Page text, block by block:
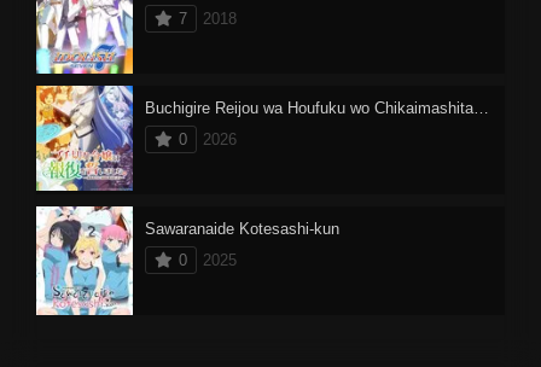
7
2018
Buchigire Reijou wa Houfuku wo Chikaimashita. Madousho no Chikara de Sokoku wo Tatakitsubushimasu
0
2026
Sawaranaide Kotesashi-kun
0
2025